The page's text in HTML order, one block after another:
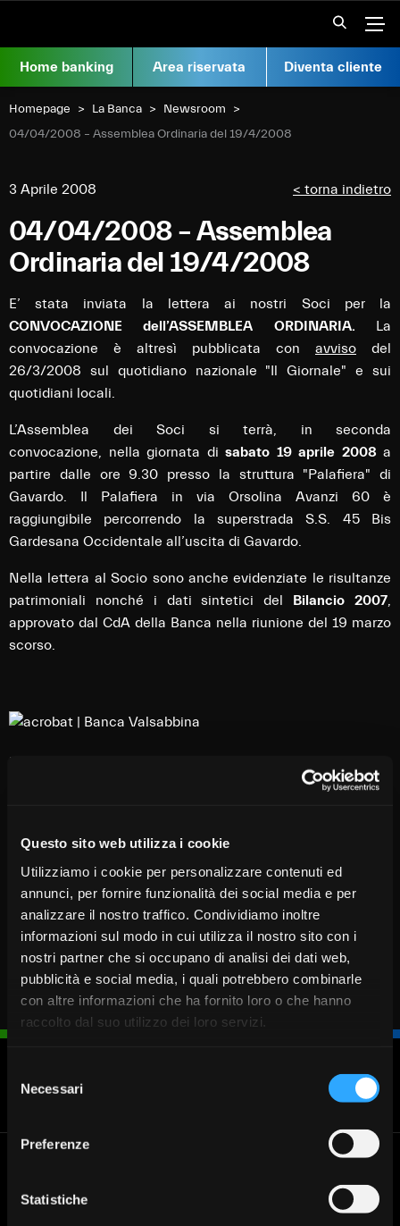
Questo sito web utilizza i cookie
Utilizziamo i cookie per personalizzare contenuti ed
annunci, per fornire funzionalità dei social media e per
analizzare il nostro traffico. Condividiamo inoltre
informazioni sul modo in cui utilizza il nostro sito con i
nostri partner che si occupano di analisi dei dati web,
pubblicità e social media, i quali potrebbero combinarle
con altre informazioni che ha fornito loro o che hanno
raccolto dal suo utilizzo dei loro servizi.
delNecessari
Preferenze
Statistiche
Home banking Area riservata Diventa cliente
Homepage La Banca
Newsroom
Current:
04/04/2008 – Assemblea Ordinaria del 19/4/2008
3 Aprile 2008 < torna indietro
04/04/2008 – Assemblea
Ordinaria del 19/4/2008
E’ stata inviata la lettera ai nostri Soci per la
CONVOCAZIONE dell’ASSEMBLEA ORDINARIA. La
convocazione è altresì pubblicata con avviso del
26/3/2008 sul quotidiano nazionale "Il Giornale" e sui
quotidiani locali.
L’Assemblea dei Soci si terrà, in seconda
convocazione, nella giornata di sabato 19 aprile 2008 a
partire dalle ore 9.30 presso la struttura "Palafiera" di
Gavardo. Il Palafiera in via Orsolina Avanzi 60 è
raggiungibile percorrendo la superstrada S.S. 45 Bis
Gardesana Occidentale all’uscita di Gavardo.
Nella lettera al Socio sono anche evidenziate le risultanze
patrimoniali nonché i dati sintetici del Bilancio 2007
approvato dal CdA della Banca nella riunione del 19 marzo
scorso.
Lettera al Socio (228 KB)
Blocca
Chiamaci
Sede legale: Vestone (Bs)
Cerca la filiale di Banca
Valsabbina più vicina a te: